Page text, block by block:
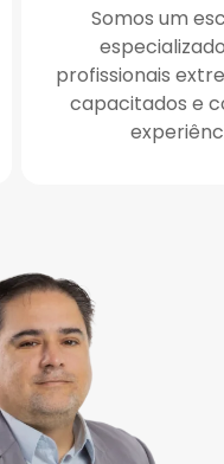
Somos um
profissionais
capacitados e